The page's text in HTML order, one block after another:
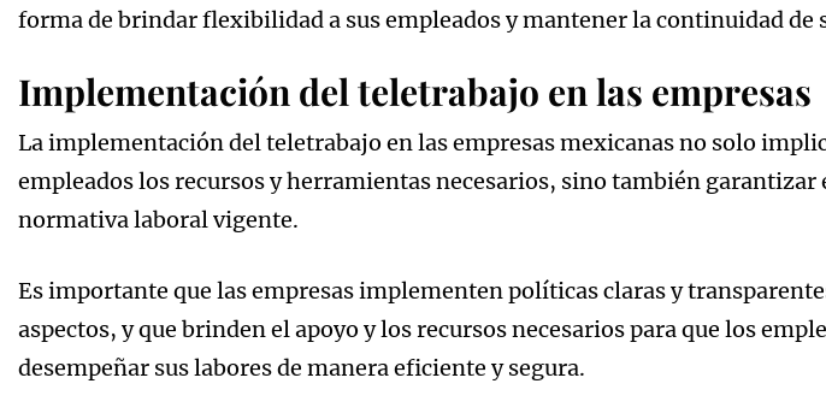
forma de brindar flexibilidad a sus empleados y mantener la continuidad de
Implementación del teletrabajo en las empresas
La implementación del teletrabajo en las empresas mexicanas no solo
empleados los recursos y herramientas necesarios, sino también
normativa laboral vigente.
Es importante que las empresas implementen políticas claras y
aspectos, y que brinden el apoyo y los recursos necesarios para que los
desempeñar sus labores de manera eficiente y segura.